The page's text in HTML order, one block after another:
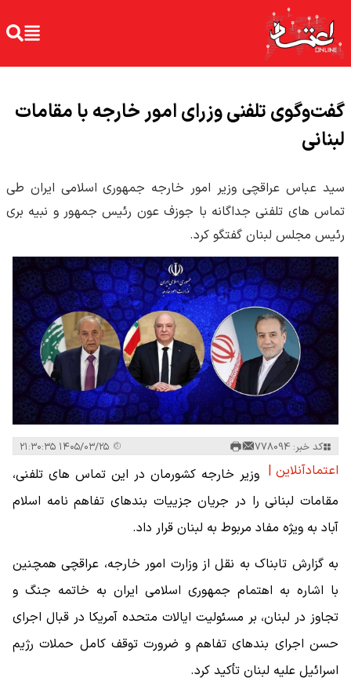
گفت‌وگوی تلفنی وزرای امور خارجه با مقامات
لبنانی
سید عباس عراقچی وزیر امور خارجه جمهوری اسلامی ایران طی
تماس های تلفنی جداگانه با جوزف عون رئیس جمهور و نبیه بری
رئیس مجلس لبنان گفتگو کرد.
کد خبر: 778094
اعتمادآنلاین | وزیر خارجه کشورمان در این تماس های تلفنی،
مقامات لبنانی را در جریان جزییات بندهای تفاهم نامه اسلام
آباد به ویژه مفاد مربوط به لبنان قرار داد.
به گزارش تابناک به نقل از وزارت امور خارجه، عراقچی همچنین
با اشاره به اهتمام جمهوری اسلامی ایران به خاتمه جنگ و
تجاوز در لبنان، بر مسئولیت ایالات متحده آمریکا در قبال اجرای
حسن اجرای بندهای تفاهم و ضرورت توقف کامل حملات رژیم
اسرائیل علیه لبنان تأکید کرد.